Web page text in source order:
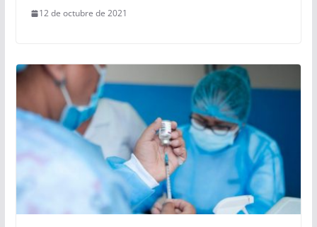
12 de octubre de 2021